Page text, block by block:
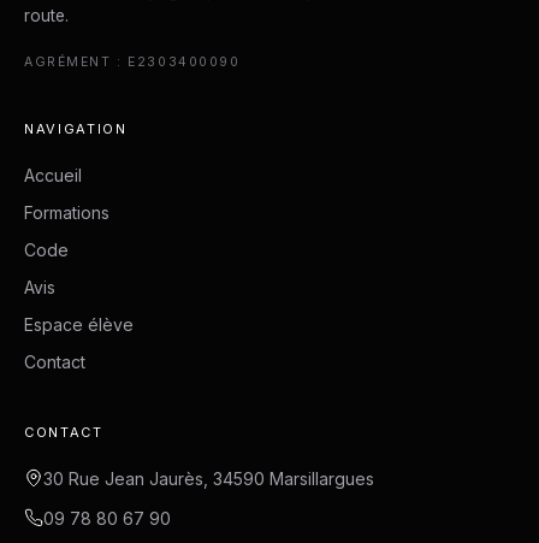
route.
AGRÉMENT : E2303400090
NAVIGATION
Accueil
Formations
Code
Avis
Espace élève
Contact
CONTACT
30 Rue Jean Jaurès, 34590 Marsillargues
09 78 80 67 90